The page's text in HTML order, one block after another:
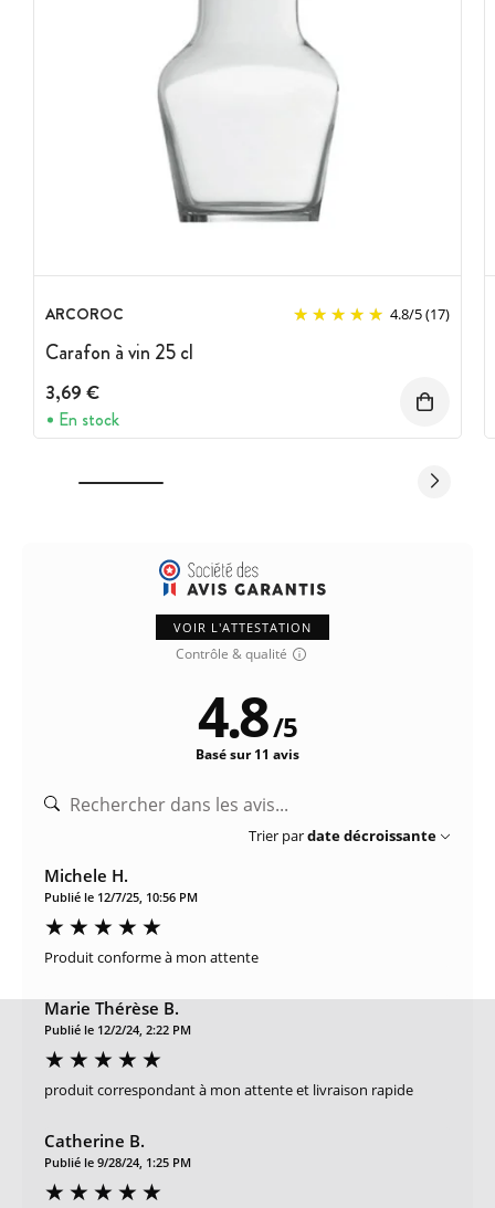
ARCOROC 4.8/5(17)
Carafon à vin 25 cl
3,69 €
En stock
VOIR L'ATTESTATION
Contrôle & qualité
4.8/5
Basé sur 11 avis
Trier pardate décroissante
Michele H.
Publié le 12/7/25, 10:56 PM
Produit conforme à mon attente
Marie Thérèse B.
Publié le 12/2/24, 2:22 PM
produit correspondant à mon attente et livraison rapide
Catherine B.
Publié le 9/28/24, 1:25 PM